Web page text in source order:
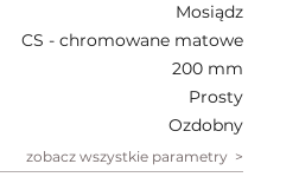
Mosiądz
CS - chromowane matowe
200 mm
Prosty
Ozdobny
zobacz wszystkie parametry